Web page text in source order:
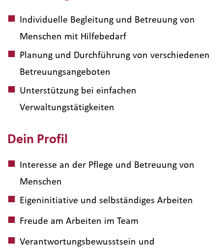
Individuelle Begleitung und Betreuung von
Menschen mit Hilfebedarf
Planung und Durchführung von verschiedenen
Betreuungsangeboten
Unterstützung bei einfachen
Verwaltungstätigkeiten
Dein Profil
Interesse an der Pflege und Betreuung von
Menschen
Eigeninitiative und selbständiges Arbeiten
Freude am Arbeiten im Team
Verantwortungsbewusstsein und